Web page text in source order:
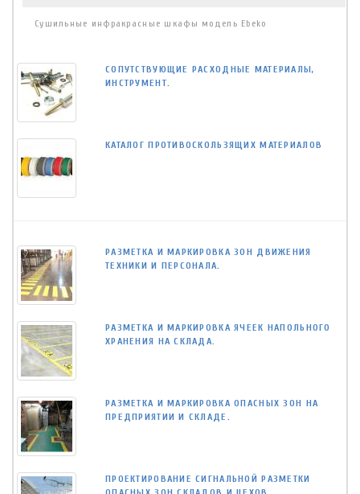
Сушильные инфракрасные шкафы модель Ebeko
СОПУТСТВУЮЩИЕ РАСХОДНЫЕ МАТЕРИАЛЫ,
ИНСТРУМЕНТ.
КАТАЛОГ ПРОТИВОСКОЛЬЗЯЩИХ МАТЕРИАЛОВ
РАЗМЕТКА И МАРКИРОВКА ЗОН ДВИЖЕНИЯ
ТЕХНИКИ И ПЕРСОНАЛА.
РАЗМЕТКА И МАРКИРОВКА ЯЧЕЕК НАПОЛЬНОГО
ХРАНЕНИЯ НА СКЛАДА.
РАЗМЕТКА И МАРКИРОВКА ОПАСНЫХ ЗОН НА
ПРЕДПРИЯТИИ И СКЛАДЕ.
ПРОЕКТИРОВАНИЕ СИГНАЛЬНОЙ РАЗМЕТКИ